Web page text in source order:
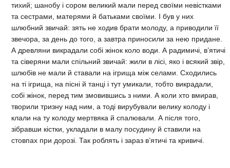
тихий; шанобу і сором великий мали перед своїми невістками
та сестрами, матерями й батьками своїми. І був у них
шлюбний звичай: зять не ходив брати молоду, а приводили її
звечора, за день до того, а завтра приносили за нею придане.
А древляни викрадали собі жінок коло води. А радимичі, в’ятичі
та сіверяни мали спільний звичай: жили в лісі, яко і всякий звір,
шлюбів не мали й ставали на ігрища між селами. Сходились
на ті ігрища, на пісні й танці і тут умикали, тобто викрадали,
собі жінок, перед тим змовившись з ними. А коли хто вмирав,
творили тризну над ним, а тоді вирубували велику колоду і
клали на ту колоду мертвяка й спалювали. А після того,
зібравши кістки, укладали в малу посудину й ставили на
стовпах при дорозі. Так роблять і зараз в’ятичі та кривичі.